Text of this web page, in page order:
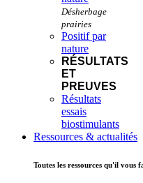
Positif par
nature
RÉSULTATS
ET
PREUVES
Résultats
essais
biostimulants
Ressources & actualités
Toutes les ressources qu'il vous